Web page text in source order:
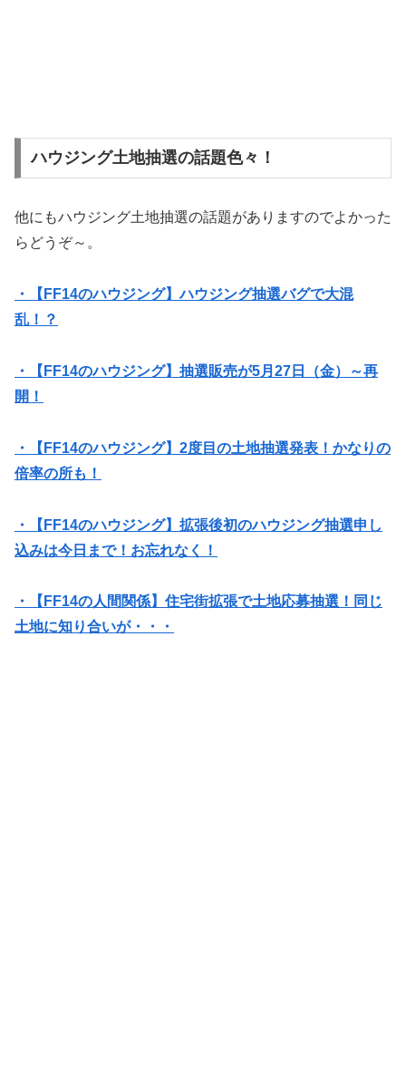
ハウジング土地抽選の話題色々！
他にもハウジング土地抽選の話題がありますのでよかった
らどうぞ～。
・【FF14のハウジング】ハウジング抽選バグで大混
乱！？
・【FF14のハウジング】抽選販売が5月27日（金）～再
開！
・【FF14のハウジング】2度目の土地抽選発表！かなりの
倍率の所も！
・【FF14のハウジング】拡張後初のハウジング抽選申し
込みは今日まで！お忘れなく！
・【FF14の人間関係】住宅街拡張で土地応募抽選！同じ
土地に知り合いが・・・